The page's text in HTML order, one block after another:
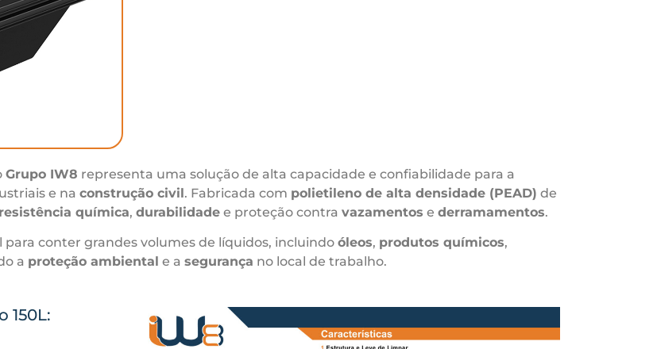
Grupo IW8 representa uma solução de alta capacidade e confiabilidade para a
e na construção civil. Fabricada com polietileno de alta densidade (PEAD) de
resistência química, durabilidade e proteção contra vazamentos e derramamentos.
conter grandes volumes de líquidos, incluindo óleos, produtos químicos,
a proteção ambiental e a segurança no local de trabalho.
150L: